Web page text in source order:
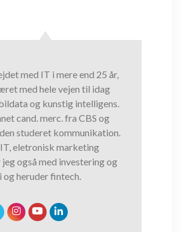
med IT i mere end 25 år,
med hele vejen til idag
og kunstig intelligens.
cand. merc. fra CBS og
studeret kommunikation.
eletronisk marketing
også med investering og
og heruder fintech.